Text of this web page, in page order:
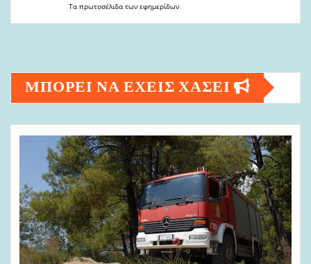
Τα πρωτοσέλιδα των εφημερίδων
ΜΠΟΡΕΙ ΝΑ ΕΧΕΙΣ ΧΑΣΕΙ